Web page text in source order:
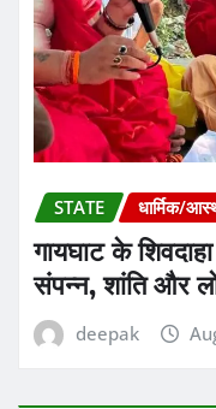
STATE धार्मिक/
गायघाट के
संपन्न, शांति और
deepak